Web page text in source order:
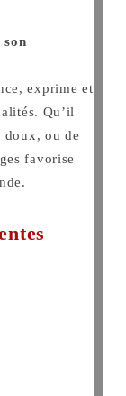
son
exprime et
Qu’il
doux, ou de
favorise